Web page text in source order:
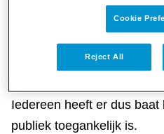
toegankelijk maken voor
onderzoekers en
breder begrip van
Iedereen heeft er dus
publiek toegankelijk is.
Cookie
Reject All